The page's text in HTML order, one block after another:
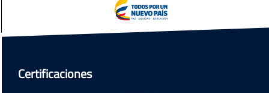
Certificaciones